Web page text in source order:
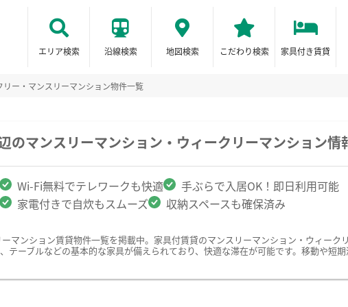
エリア検索 沿線検索 地図検索 こだわり検索 家具付き賃貸
リー・マンスリーマンション物件一覧
のマンスリーマンション・ウィークリーマンション情
Wi-Fi無料でテレワークも快適
手ぶらで入居OK！即日利用可能
家電付きで自炊もスムーズ 収納スペースも確保済み
マンション賃貸物件一覧を掲載中。家具付賃貸のマンスリーマンション・ウィーク
テーブルなどの基本的な家具が備えられており、快適な滞在が可能です。移動や短